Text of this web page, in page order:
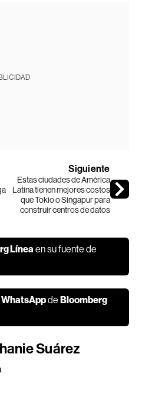
Siguiente
Estas ciudades de América
Latina tienen mejores costos
que Tokio o Singapur para
construir centros de datos
Líneaen su fuente de
WhatsAppdeBloomberg
Suárez